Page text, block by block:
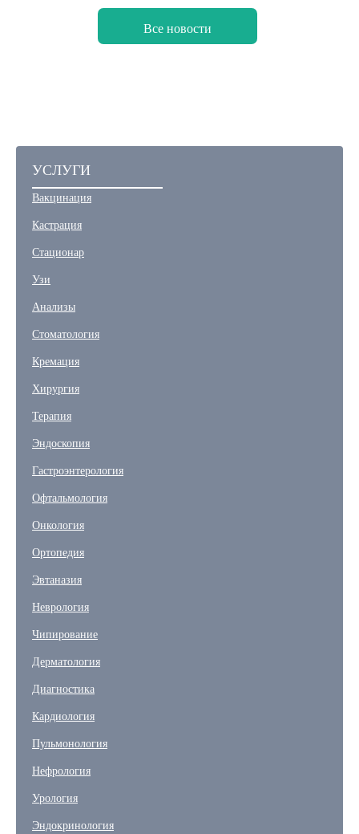
Все новости
УСЛУГИ
Вакцинация
Кастрация
Стационар
Узи
Анализы
Стоматология
Кремация
Хирургия
Терапия
Эндоскопия
Гастроэнтерология
Офтальмология
Онкология
Ортопедия
Эвтаназия
Неврология
Чипирование
Дерматология
Диагностика
Кардиология
Пульмонология
Нефрология
Урология
Эндокринология